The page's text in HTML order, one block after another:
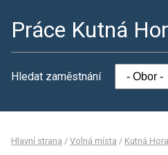
Práce Kutná
Hledat zaměstnání
Hlavní strana / Volná místa / Kutná Hora